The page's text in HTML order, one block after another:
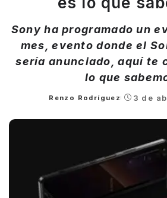
Sony ha programado un
mes, evento donde el
sería anunciado, aquí te
lo que
Posted
Renzo Rodríguez 3 de